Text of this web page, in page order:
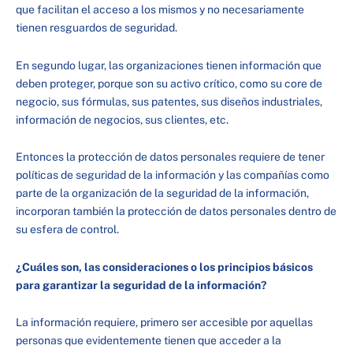
que facilitan el acceso a los mismos y no necesariamente
tienen resguardos de seguridad.
En segundo lugar, las organizaciones tienen información que
deben proteger, porque son su activo crítico, como su core de
negocio, sus fórmulas, sus patentes, sus diseños industriales,
información de negocios, sus clientes, etc.
Entonces la protección de datos personales requiere de tener
políticas de seguridad de la información y las compañías como
parte de la organización de la seguridad de la información,
incorporan también la protección de datos personales dentro de
su esfera de control.
¿Cuáles son, las consideraciones o los principios básicos
para garantizar la seguridad de la información?
La información requiere, primero ser accesible por aquellas
personas que evidentemente tienen que acceder a la